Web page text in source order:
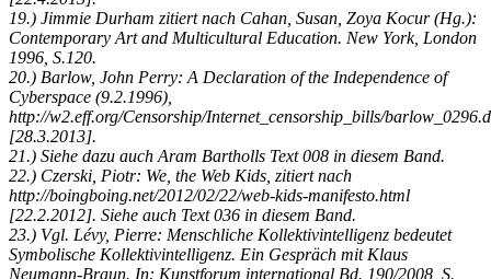
19.) Jimmie Durham zitiert nach Cahan, Susan, Zoya Kocur (Hg.):
Contemporary Art and Multicultural Education. New York, London
1996, S.120.
20.) Barlow, John Perry: A Declaration of the Independence of
Cyberspace (9.2.1996),
http://w2.eff.org/Censorship/Internet_censorship_bills/
[28.3.2013].
21.) Siehe dazu auch Aram Bartholls Text 008 in diesem Band.
22.) Czerski, Piotr: We, the Web Kids, zitiert nach
http://boingboing.net/2012/02/22/web-kids-manifesto.html
[22.2.2012]. Siehe auch Text 036 in diesem Band.
23.) Vgl. Lévy, Pierre: Menschliche Kollektivintelligenz bedeutet
Symbolische Kollektivintelligenz. Ein Gespräch mit Klaus
Neumann-Braun. In: Kunstforum international Bd. 190/2008, S.